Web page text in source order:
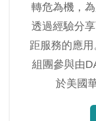
轉危為機，
透過經驗分
距服務的應
組團參與由
於美國